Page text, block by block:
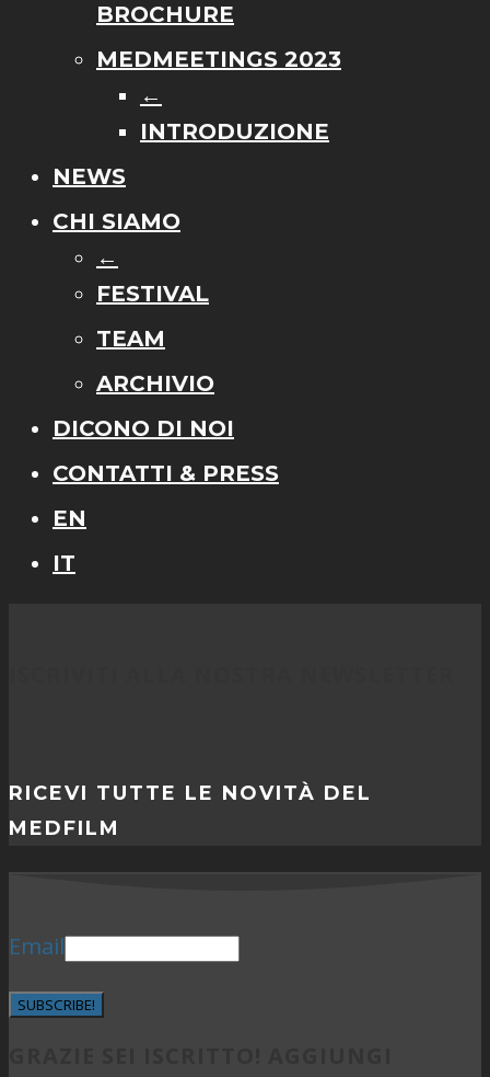
BROCHURE
MEDMEETINGS 2023
←
INTRODUZIONE
NEWS
CHI SIAMO
←
FESTIVAL
TEAM
ARCHIVIO
DICONO DI NOI
CONTATTI & PRESS
EN
IT
RICEVI TUTTE LE NOVITÀ DEL
MEDFILM
Email
SUBSCRIBE!